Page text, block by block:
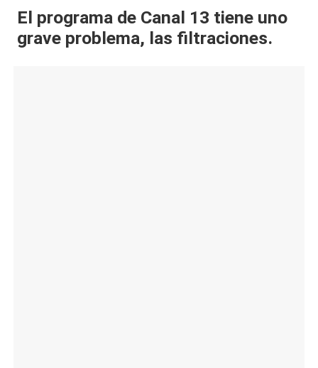
al
it
El programa de Canal 13 tiene uno
grave problema, las filtraciones.